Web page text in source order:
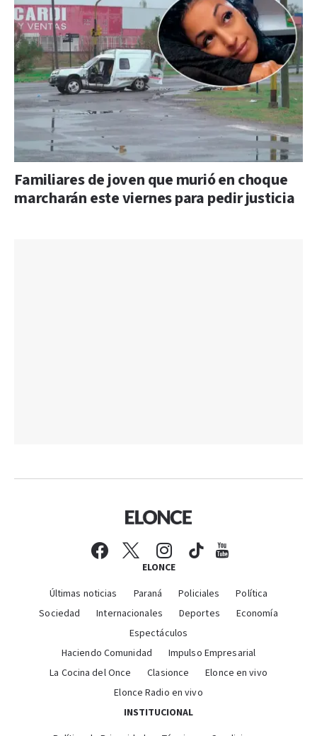
Familiares de joven que murió en choque
marcharán este viernes para pedir justicia
ELONCE
Últimas noticias Paraná Policiales
Política
Sociedad
Internacionales Deportes
Economía
Espectáculos
Haciendo Comunidad
Impulso Empresarial
La Cocina del Once
Clasionce
Elonce en vivo
Elonce Radio en vivo
INSTITUCIONAL